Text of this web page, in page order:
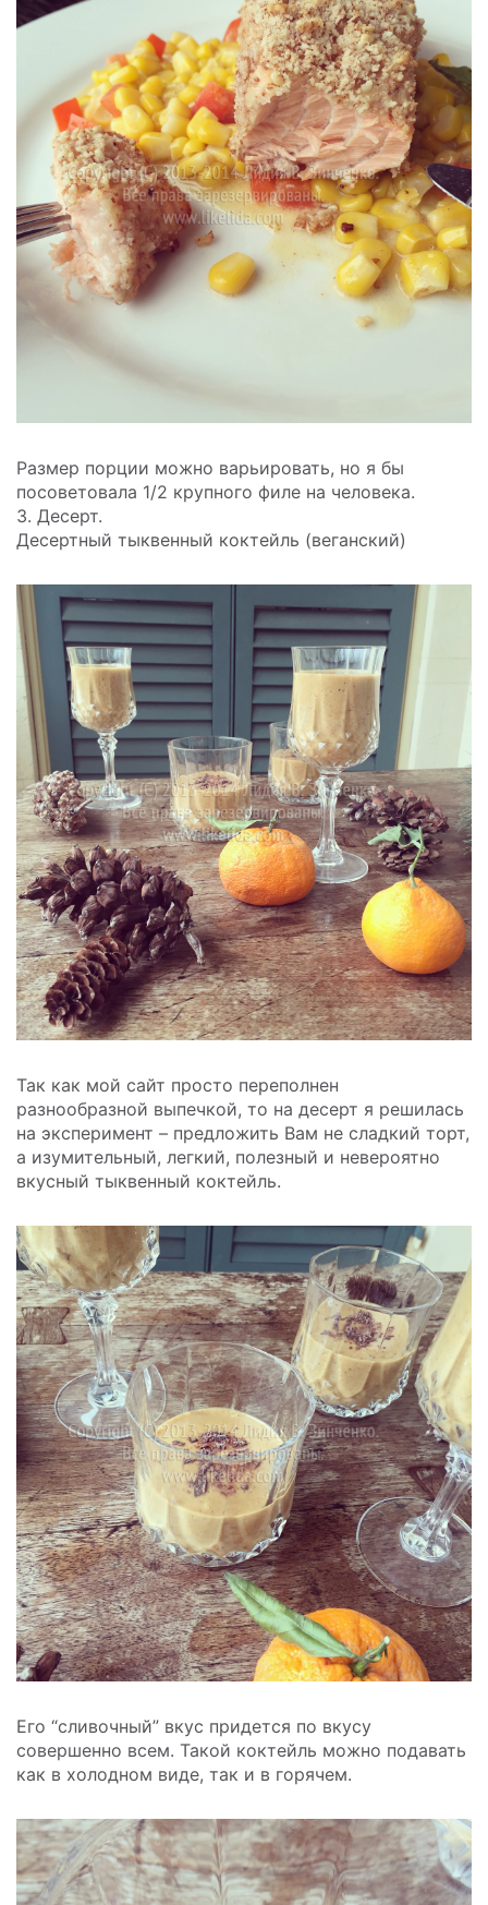
Размер порции можно варьировать, но я бы
посоветовала 1/2 крупного филе на человека.
3. Десерт.
Десертный тыквенный коктейль (веганский)
Так как мой сайт просто переполнен
разнообразной выпечкой, то на десерт я решилась
на эксперимент – предложить Вам не сладкий торт,
а изумительный, легкий, полезный и невероятно
вкусный тыквенный коктейль.
Его “сливочный” вкус придется по вкусу
совершенно всем. Такой коктейль можно подавать
как в холодном виде, так и в горячем.